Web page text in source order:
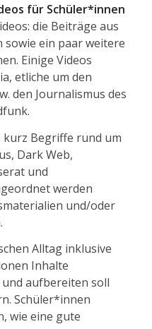
für Schüler*innen
die Beiträge aus
ein paar weitere
Einige Videos
etliche um den
den Journalismus des
Begriffe rund um
Dark Web,
und
werden
und/oder
Alltag inklusive
Inhalte
aufbereiten soll
Schüler*innen
wie eine gute